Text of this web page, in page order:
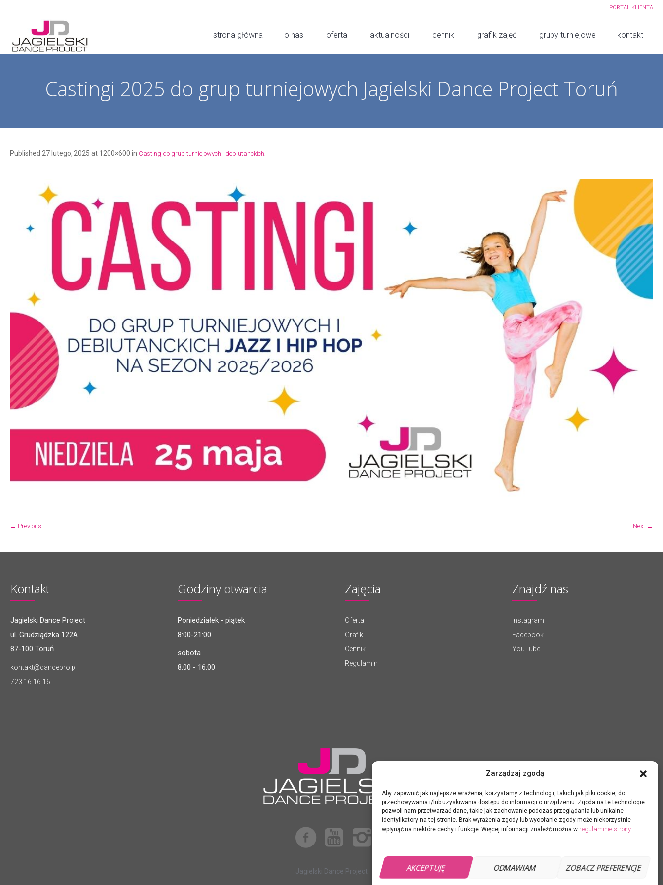
Zarządzaj zgodą
Aby zapewnić jak najlepsze wrażenia, korzystamy z technologii, takich jak pliki cookie, do
przechowywania i/lub uzyskiwania dostępu do informacji o urządzeniu. Zgoda na te technologie
pozwoli nam przetwarzać dane, takie jak zachowanie podczas przeglądania lub unikalne
identyfikatory na tej stronie. Brak wyrażenia zgody lub wycofanie zgody może niekorzystnie
wpłynąć na niektóre cechy i funkcje. Więcej informacji znaleźć można w regulaminie strony.
AKCEPTUJĘ ODMAWIAM ZOBACZ PREFERENCJE
PORTAL KLIENTA
strona główna o nas oferta aktualności cennik grafik zajęć grupy turniejowe kontakt
Castingi 2025 do grup turniejowych Jagielski Dance Project Toruń
Published 27 lutego, 2025 at 1200×600 in Casting do grup turniejowych i debiutanckich
← Previous Next →
Kontakt
Jagielski Dance Project
ul. Grudziądzka 122A
87-100 Toruń
kontakt@dancepro.pl
723 16 16 16
Godziny otwarcia
Poniedziałek - piątek
8:00-21:00
sobota
8:00 - 16:00
Zajęcia
Oferta
Grafik
Cennik
Regulamin
Znajdź nas
Instagram
Facebook
YouTube
Jagielski Dance Project